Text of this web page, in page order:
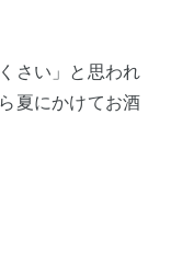
さい」と思われ
夏にかけてお酒